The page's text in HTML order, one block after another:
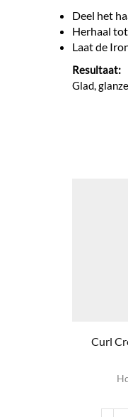
Deel het
Herhaal
Laat de
Resultaat:
Glad,
Curl